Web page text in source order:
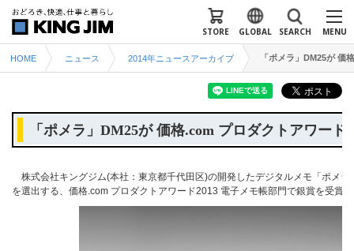
MENU
SEARCH
GLOBAL
STORE
HOME ニュース 2014年ニュースアーカイブ 「ポメラ」DM25が 価
「ポメラ」DM25が 価格.com プロダクトアワー
株式会社キングジム(本社：東京都千代田区)の開発したデジタルメモ「ポメ
を選出する、価格.com プロダクトアワード2013 電子メモ帳部門で銀賞を受賞